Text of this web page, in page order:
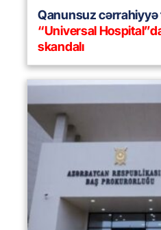
Qanunsuz cərrahiyyə
“Universal
skandalı